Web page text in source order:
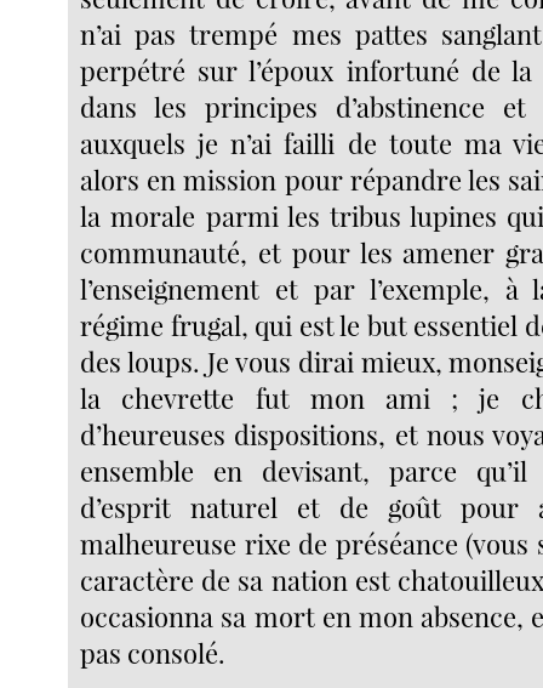
n’ai pas trempé mes pattes
perpétré sur l’époux infortuné de la
dans les principes d’abstinence
auxquels je n’ai failli de toute ma
alors en mission pour répandre les
la morale parmi les tribus lupines
communauté, et pour les amener
l’enseignement et par l’exemple, à
régime frugal, qui est le but essentiel
des loups. Je vous dirai mieux,
la chevrette fut mon ami ; je
d’heureuses dispositions, et nous
ensemble en devisant, parce qu’il
d’esprit naturel et de goût pour
malheureuse rixe de préséance (vous
caractère de sa nation est
occasionna sa mort en mon absence,
pas consolé.